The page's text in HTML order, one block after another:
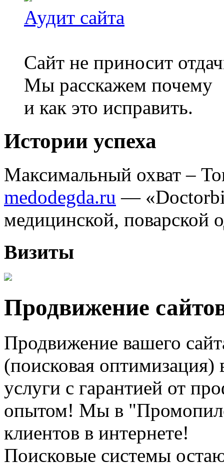
Аудит сайта
Сайт не приносит
Мы расскажем почему
и как это исправить.
Истории успеха
Максимальный охват –
medodegda.ru —
медицинской, поварской
Визиты
Продвижение
Продвижение вашего
(поисковая
услуги с гарантией от
опытом! Мы в
клиентов в интернете!
Поисковые системы